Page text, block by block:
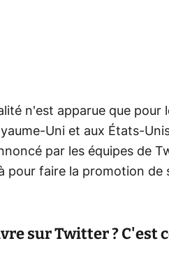
n'est apparue que pour
Uni et aux États-
par les équipes de
pour faire la promotion
sur Twitter ? C'est